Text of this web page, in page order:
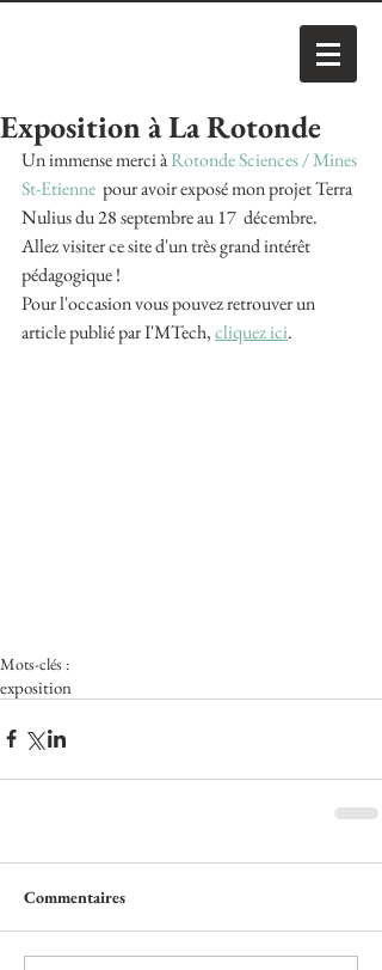
Exposition à La Rotonde
Un immense merci à Rotonde Sciences / Mines
St-Etienne
  pour avoir exposé mon projet Terra
Nulius du 28 septembre au 17  décembre.
Allez visiter ce site d'un très grand intérêt
pédagogique !
Pour l'occasion vous pouvez retrouver un
article publié par I'MTech, cliquez ici.
Mots-clés :
exposition
Commentaires